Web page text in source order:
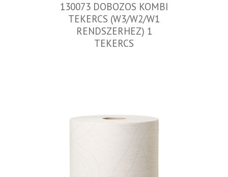
130073 DOBOZOS KOMBI
TEKERCS (W3/W2/W1
RENDSZERHEZ) 1
TEKERCS